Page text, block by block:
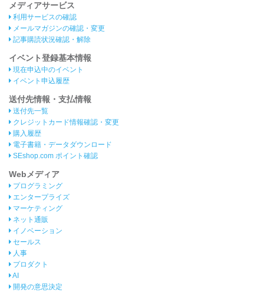
メディアサービス
利用サービスの確認
メールマガジンの確認・変更
記事購読状況確認・解除
イベント登録基本情報
現在申込中のイベント
イベント申込履歴
送付先情報・支払情報
送付先一覧
クレジットカード情報確認・変更
購入履歴
電子書籍・データダウンロード
SEshop.com ポイント確認
Webメディア
プログラミング
エンタープライズ
マーケティング
ネット通販
イノベーション
セールス
人事
プロダクト
AI
開発の意思決定